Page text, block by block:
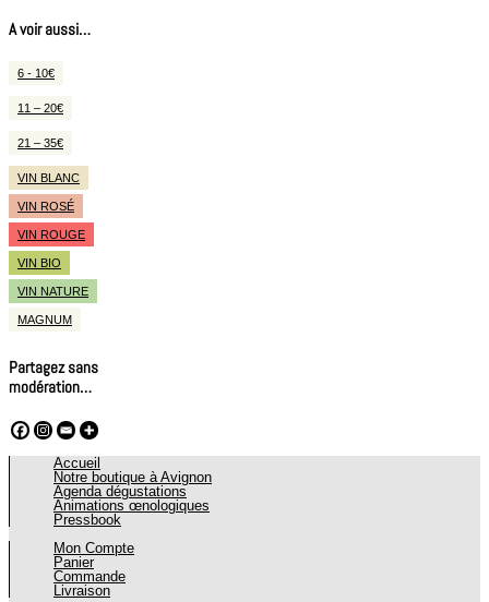
A voir aussi…
6 - 10€
11 – 20€
21 – 35€
VIN BLANC
VIN ROSÉ
VIN ROUGE
VIN BIO
VIN NATURE
MAGNUM
Partagez sans
modération…
Accueil
Notre boutique à Avignon
Agenda dégustations
Animations œnologiques
Pressbook
Mon Compte
Panier
Commande
Livraison